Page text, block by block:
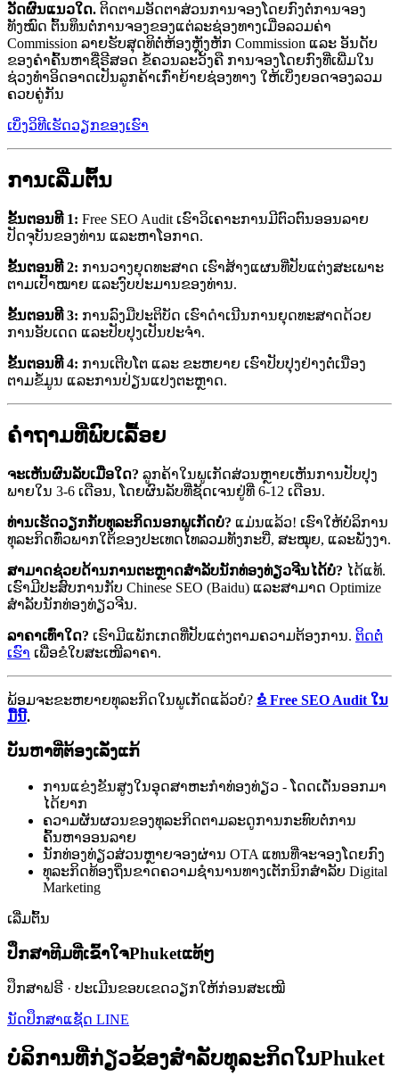
ວັດຜົນແນວໃດ. ຕິດຕາມອັດຕາສ່ວນການຈອງໂດຍກົງຕໍ່ການຈອງ
ທັງໝົດ ຕົ້ນທຶນຕໍ່ການຈອງຂອງແຕ່ລະຊ່ອງທາງເມື່ອລວມຄ່າ
Commission ລາຍຮັບສຸດທິຕໍ່ຫ້ອງຫຼັງຫັກ Commission ແລະ ອັນດັບ
ຂອງຄຳຄົ້ນຫາຊື່ຣີສອດ ຂໍ້ຄວນລະວັງຄື ການຈອງໂດຍກົງທີ່ເພີ່ມໃນ
ຊ່ວງທຳອິດອາດເປັນລູກຄ້າເກົ່າຍ້າຍຊ່ອງທາງ ໃຫ້ເບິ່ງຍອດຈອງລວມ
ຄວບຄູ່ກັນ
ເບິ່ງວິທີເຮັດວຽກຂອງເຮົາ
ການເລີ່ມຕົ້ນ
ຂັ້ນຕອນທີ 1: Free SEO Audit ເຮົາວິເຄາະການມີຕົວຕົນອອນລາຍ
ປັດຈຸບັນຂອງທ່ານ ແລະຫາໂອກາດ.
ຂັ້ນຕອນທີ 2: ການວາງຍຸດທະສາດ ເຮົາສ້າງແຜນທີ່ປັບແຕ່ງສະເພາະ
ຕາມເປົ້າໝາຍ ແລະງົບປະມານຂອງທ່ານ.
ຂັ້ນຕອນທີ 3: ການລົງມືປະຕິບັດ ເຮົາດຳເນີນການຍຸດທະສາດດ້ວຍ
ການອັບເດດ ແລະປັບປຸງເປັນປະຈຳ.
ຂັ້ນຕອນທີ 4: ການເຕີບໂຕ ແລະ ຂະຫຍາຍ ເຮົາປັບປຸງຢ່າງຕໍ່ເນື່ອງ
ຕາມຂໍ້ມູນ ແລະການປ່ຽນແປງຕະຫຼາດ.
ຄຳຖາມທີ່ພົບເລື້ອຍ
ຈະເຫັນຜົນລັບເມື່ອໃດ? ລູກຄ້າໃນພູເກັດສ່ວນຫຼາຍເຫັນການປັບປຸງ
ພາຍໃນ 3-6 ເດືອນ, ໂດຍຜົນລັບທີ່ຊັດເຈນຢູ່ທີ່ 6-12 ເດືອນ.
ທ່ານເຮັດວຽກກັບທຸລະກິດນອກພູເກັດບໍ? ແມ່ນແລ້ວ! ເຮົາໃຫ້ບໍລິການ
ທຸລະກິດທົ່ວພາກໃຕ້ຂອງປະເທດໄທລວມທັງກະບີ່, ສະໝຸຍ, ແລະພັງງາ.
ສາມາດຊ່ວຍດ້ານການຕະຫຼາດສຳລັບນັກທ່ອງທ່ຽວຈີນໄດ້ບໍ? ໄດ້ແທ້.
ເຮົາມີປະສົບການກັບ Chinese SEO (Baidu) ແລະສາມາດ Optimize
ສຳລັບນັກທ່ອງທ່ຽວຈີນ.
ລາຄາເທົ່າໃດ? ເຮົາມີແພັກເກດທີ່ປັບແຕ່ງຕາມຄວາມຕ້ອງການ. ຕິດຕໍ່
ເຮົາ ເພື່ອຂໍໃບສະເໜີລາຄາ.
ພ້ອມຈະຂະຫຍາຍທຸລະກິດໃນພູເກັດແລ້ວບໍ? ຂໍ Free SEO Audit ໃນ
ມື້ນີ້.
ບັນຫາທີ່ຕ້ອງເລັ່ງແກ້
ການແຂ່ງຂັນສູງໃນອຸດສາຫະກຳທ່ອງທ່ຽວ - ໂດດເດັ່ນອອກມາ
ໄດ້ຍາກ
ຄວາມຜັນຜວນຂອງທຸລະກິດຕາມລະດູການກະທົບຕໍ່ການ
ຄົ້ນຫາອອນລາຍ
ນັກທ່ອງທ່ຽວສ່ວນຫຼາຍຈອງຜ່ານ OTA ແທນທີ່ຈະຈອງໂດຍກົງ
ທຸລະກິດທ້ອງຖິ່ນຂາດຄວາມຊຳນານທາງເຕັກນິກສຳລັບ Digital
Marketing
ເລີ່ມຕົ້ນ
ປຶກສາທີມທີ່ເຂົ້າໃຈPhuketແທ້ໆ
ປຶກສາຟຣີ · ປະເມີນຂອບເຂດວຽກໃຫ້ກ່ອນສະເໝີ
ນັດປຶກສາແຊັດ LINE
ບໍລິການທີ່ກ່ຽວຂ້ອງສຳລັບທຸລະກິດໃນPhuket